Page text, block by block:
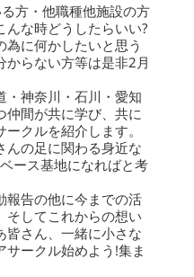
方・他職種他施設の方
んな時どうしたらいい?
に何かしたいと思う
からない方等は是非2月
・神奈川・石川・愛知
仲間が共に学び、共に
クルを紹介します。
んの足に関わる身近な
ース基地になればと考
報告の他に今までの活
そしてこれからの想い
皆さん、一緒に小さな
ークル始めよう!集ま